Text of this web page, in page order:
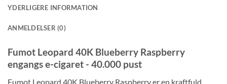
YDERLIGERE INFORMATION
ANMELDELSER (0)
Fumot Leopard 40K Blueberry Raspberry
engangs e-cigaret - 40.000 pust
Fumot Leopard 40K Blueberry Raspberry er en kraftfuld